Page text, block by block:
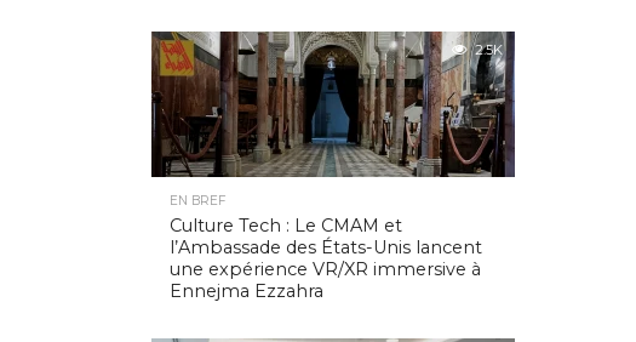
2.5K
EN BREF
Culture Tech : Le CMAM et
l’Ambassade des États-Unis lancent
une expérience VR/XR immersive à
Ennejma Ezzahra